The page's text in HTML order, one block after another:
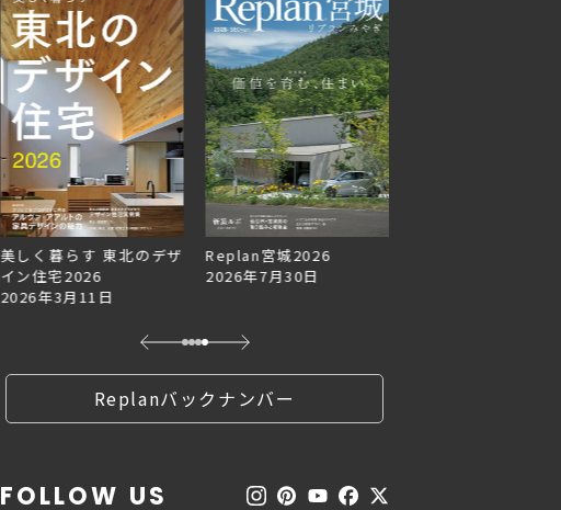
美しく暮らす 東北のデザ
イン住宅2026
2026年3月11日
Replan宮城2026
2026年7月30日
Replanバックナンバー
FOLLOW US